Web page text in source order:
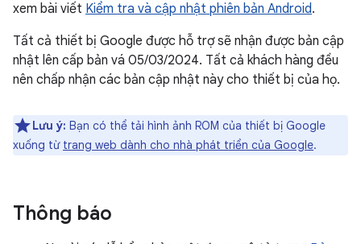
xem bài viết Kiểm tra và cập nhật phiên bản Android.
Tất cả thiết bị Google được hỗ trợ sẽ nhận được bản cập
nhật lên cấp bản vá 05/03/2024. Tất cả khách hàng đều
nên chấp nhận các bản cập nhật này cho thiết bị của họ.
Lưu ý: Bạn có thể tải hình ảnh ROM của thiết bị Google
xuống từ trang web dành cho nhà phát triển của Google.
Thông báo